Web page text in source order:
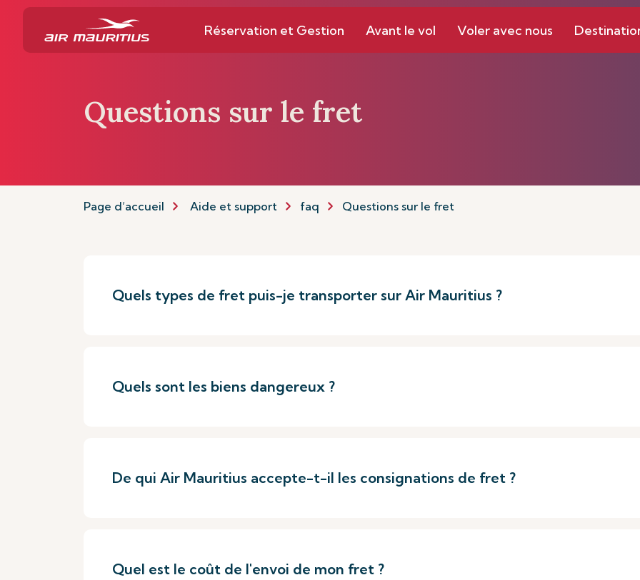
Réservation et Gestion Avant le vol Voler avec nous
Questions sur le fret
Page d’accueil Aide et support faq Questions sur le fret
Quels types de fret puis-je transporter sur Air Mauritius ?
Quels sont les biens dangereux ?
De qui Air Mauritius accepte-t-il les consignations de fret ?
Quel est le coût de l'envoi de mon fret ?